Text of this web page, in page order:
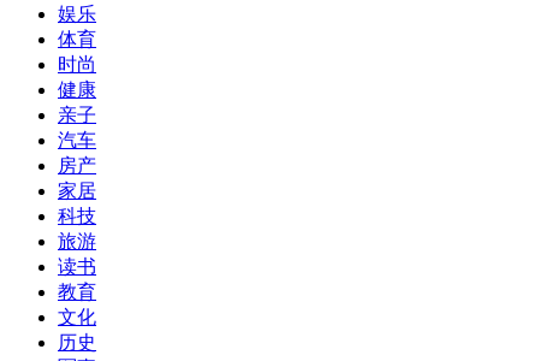
娱乐
体育
时尚
健康
亲子
汽车
房产
家居
科技
旅游
读书
教育
文化
历史